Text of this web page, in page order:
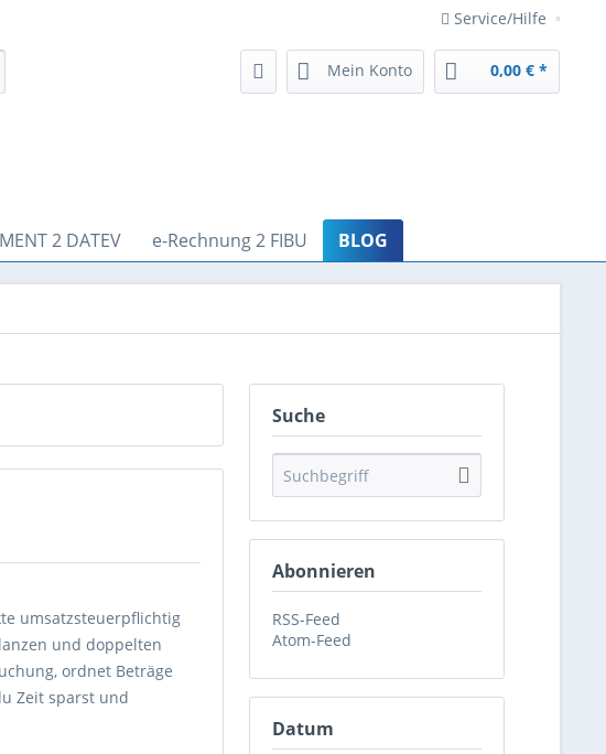
Service/Hilfe
Mein Konto 0,00 € *
2 DATEV e-Rechnung 2 FIBU BLOG
Suche
Abonnieren
RSS-Feed
Atom-Feed
Datum
umsatzsteuerpflichtig
und doppelten
ordnet Beträge
Zeit sparst und